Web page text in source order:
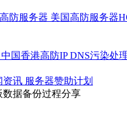
防服务器 美国高防服务器
中国香港高防IPDNS污染处
资讯 服务器赞助计划
数据备份过程分享